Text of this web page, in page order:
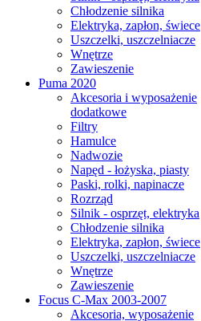
Chłodzenie silnika
Elektryka, zapłon, świece
Uszczelki, uszczelniacze
Wnętrze
Zawieszenie
Puma 2020
Akcesoria i wyposażenie
dodatkowe
Filtry
Hamulce
Nadwozie
Napęd - łożyska, piasty
Paski, rolki, napinacze
Rozrząd
Silnik - osprzęt, elektryka
Chłodzenie silnika
Elektryka, zapłon, świece
Uszczelki, uszczelniacze
Wnętrze
Zawieszenie
Focus C-Max 2003-2007
Akcesoria, wyposażenie